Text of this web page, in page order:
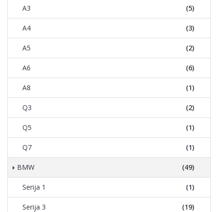
A3 (5)
A4 (3)
A5 (2)
A6 (6)
A8 (1)
Q3 (2)
Q5 (1)
Q7 (1)
BMW (49)
Serija 1 (1)
Serija 3 (19)